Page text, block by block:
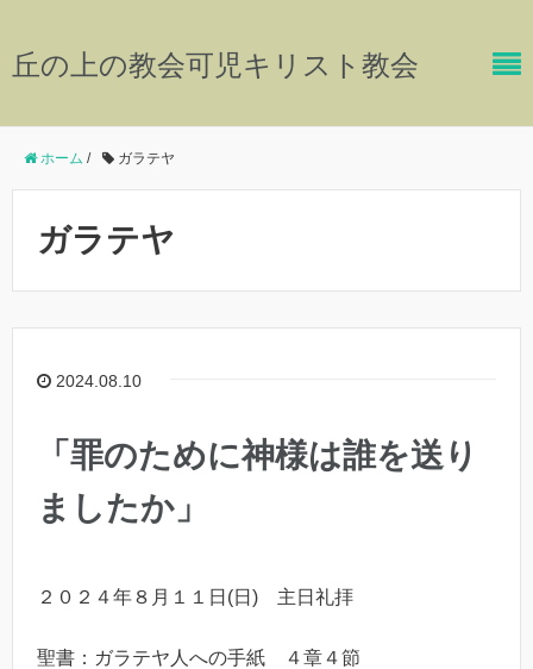
丘の上の教会可児キリスト教会
ホーム / ガラテヤ
ガラテヤ
2024.08.10
「罪のために神様は誰を送り
ましたか」
２０２４年８月１１日(日) 主日礼拝
聖書：ガラテヤ人への手紙 ４章４節